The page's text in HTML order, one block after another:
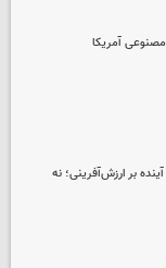
آمریکا
بر ارزش‌آفرینی؛ نه